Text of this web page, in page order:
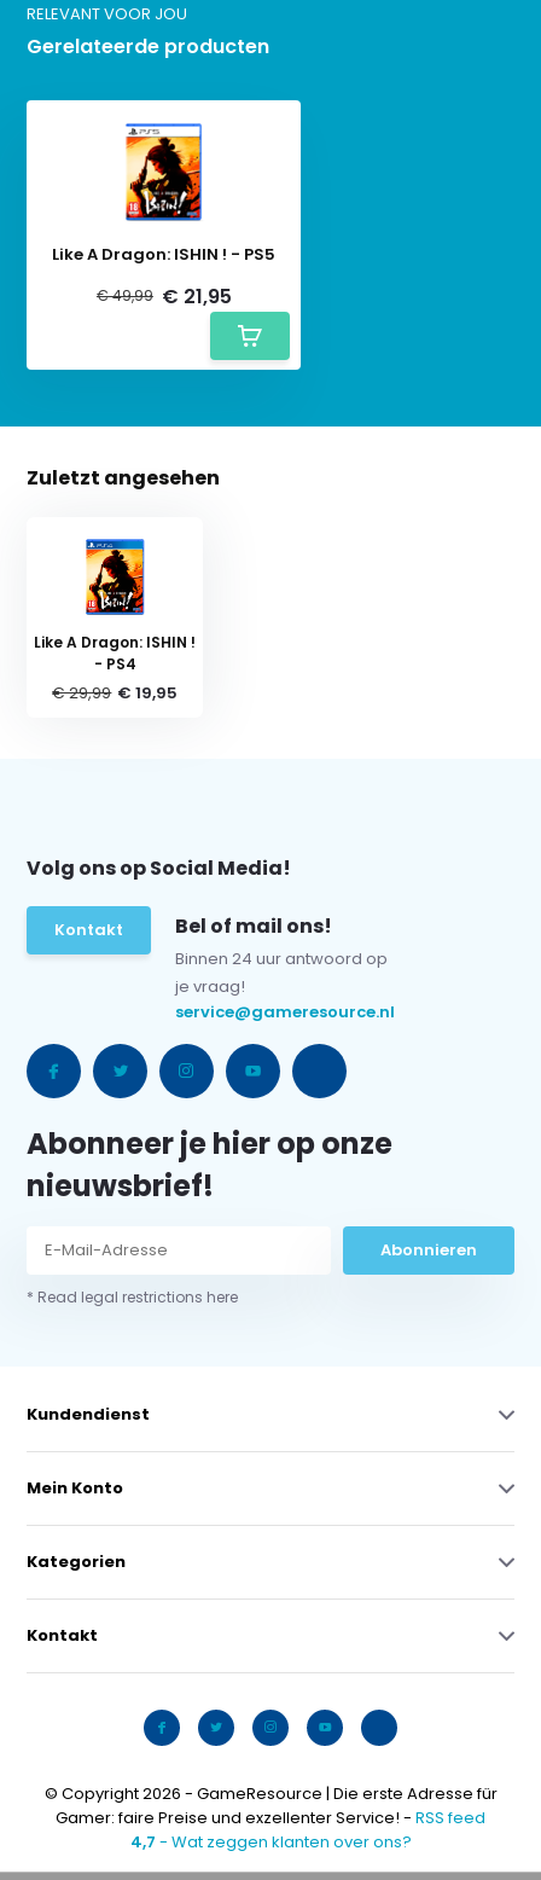
RELEVANT VOOR JOU
Gerelateerde producten
Like A Dragon: ISHIN ! - PS5
€ 49,99 € 21,95
Zuletzt angesehen
Like A Dragon: ISHIN !
- PS4
€ 29,99 € 19,95
Volg ons op Social Media!
Kontakt Bel of mail ons!
Binnen 24 uur antwoord op
je vraag!
service@gameresource.nl
Abonneer je hier op onze
nieuwsbrief!
Abonnieren
* Read legal restrictions here
Kundendienst
Mein Konto
Kategorien
Kontakt
© Copyright 2026 - GameResource | Die erste Adresse für
Gamer: faire Preise und exzellenter Service! - RSS feed
4,7 - Wat zeggen klanten over ons?